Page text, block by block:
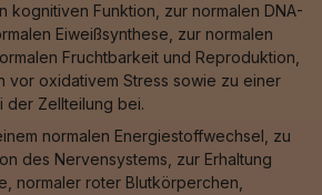
kognitiven Funktion, zur normalen DNA-
Eiweißsynthese, zur normalen
Fruchtbarkeit und Reproduktion,
vor oxidativem Stress sowie zu einer
der Zellteilung bei.
normalen Energiestoffwechsel, zu
des Nervensystems, zur Erhaltung
normaler roter Blutkörperchen,